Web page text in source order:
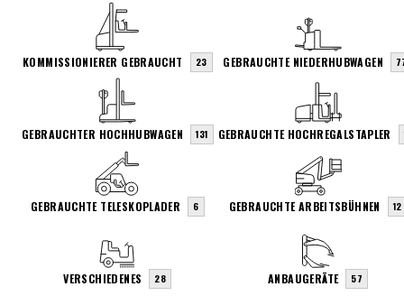
KOMMISSIONIERER GEBRAUCHT 23 GEBRAUCHTE NIEDERHUBWAGEN
GEBRAUCHTER HOCHHUBWAGEN 131 GEBRAUCHTE HOCHREGALSTAPLER
GEBRAUCHTE TELESKOPLADER 6 GEBRAUCHTE ARBEITSBÜHNEN 12
VERSCHIEDENES 28 ANBAUGERÄTE 57